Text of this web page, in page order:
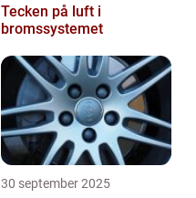
Tecken på luft i
bromssystemet
30 september 2025